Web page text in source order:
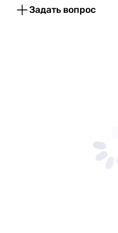
Высота тумбы
Задать вопрос